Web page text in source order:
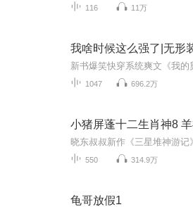
116 11万
1047 696.2万
550 314.9万
龟哥放假1